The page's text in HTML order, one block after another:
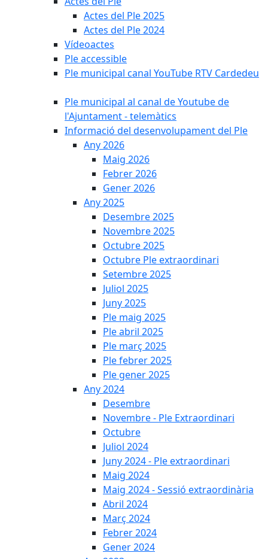
Actes del Ple 2025
Actes del Ple 2024
Vídeoactes
Ple accessible
Ple municipal canal YouTube RTV Cardedeu
Ple municipal al canal de Youtube de
l'Ajuntament - telemàtics
Informació del desenvolupament del Ple
Any 2026
Maig 2026
Febrer 2026
Gener 2026
Any 2025
Desembre 2025
Novembre 2025
Octubre 2025
Octubre Ple extraordinari
Setembre 2025
Juliol 2025
Juny 2025
Ple maig 2025
Ple abril 2025
Ple març 2025
Ple febrer 2025
Ple gener 2025
Any 2024
Desembre
Novembre - Ple Extraordinari
Octubre
Juliol 2024
Juny 2024 - Ple extraordinari
Maig 2024
Maig 2024 - Sessió extraordinària
Abril 2024
Març 2024
Febrer 2024
Gener 2024